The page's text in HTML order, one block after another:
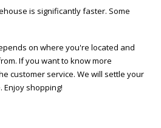
для экономии батареи.
батареи позволяет снизить
включается автоматически, если
сигнала более 5 секунд.
литий-ионным
в 2000 мАч, что обеспечивает
is significantly faster. Some
on where you're located and
If you want to know more
customer service. We will settle your
Enjoy shopping!